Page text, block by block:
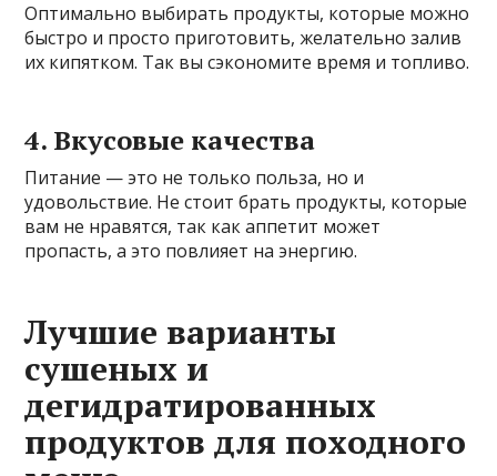
Оптимально выбирать продукты, которые можно
быстро и просто приготовить, желательно залив
их кипятком. Так вы сэкономите время и топливо.
4. Вкусовые качества
Питание — это не только польза, но и
удовольствие. Не стоит брать продукты, которые
вам не нравятся, так как аппетит может
пропасть, а это повлияет на энергию.
Лучшие варианты
сушеных и
дегидратированных
продуктов для походного